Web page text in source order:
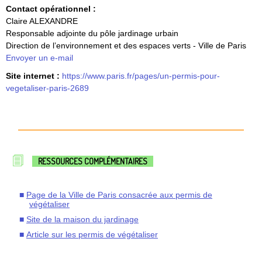
Contact opérationnel :
Claire ALEXANDRE
Responsable adjointe du pôle jardinage urbain
Direction de l’environnement et des espaces verts - Ville de Paris
Envoyer un e-mail
Site internet : https://www.paris.fr/pages/un-permis-pour-
vegetaliser-paris-2689
RESSOURCES COMPLÉMENTAIRES
Page de la Ville de Paris consacrée aux permis de
végétaliser
Site de la maison du jardinage
Article sur les permis de végétaliser